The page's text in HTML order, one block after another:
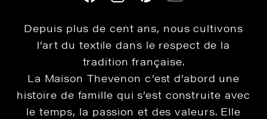
Depuis plus de cent ans, nous cultivons
l’art du textile dans le respect de la
tradition française.
La Maison Thevenon c’est d’abord une
histoire de famille qui s’est construite avec
le temps, la passion et des valeurs. Elle